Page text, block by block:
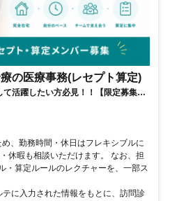
の医療事務(レセプト算定)
活躍したい方必見！！【限定募集】
定（成果報酬型／業務委託）
、勤務時間・休日はフレキシブルに
休暇も相談いただけます。 なお、担
・算定ルールのレクチャーを、一部ス
に入力された情報をもとに、訪問診